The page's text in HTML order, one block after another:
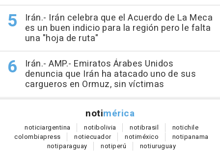
Irán.- Irán celebra que el Acuerdo de La Meca
es un buen indicio para la región pero le falta
una "hoja de ruta"
Irán.- AMP.- Emiratos Árabes Unidos
denuncia que Irán ha atacado uno de sus
cargueros en Ormuz, sin víctimas
notimérica
noticiargentina notibolivia notibrasil notichile
colombiapress notiecuador notiméxico notipanama
notiparaguay notiperú notiuruguay